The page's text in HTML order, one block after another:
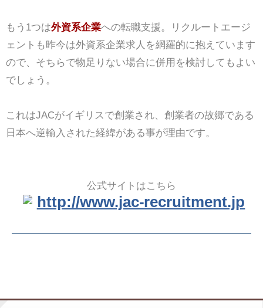
もう1つは外資系企業への転職支援。リクルートエージ
ェントも昨今は外資系企業求人を網羅的に抱えています
ので、そちらで物足りない場合に併用を検討してもよい
でしょう。
これはJACがイギリスで創業され、創業者の故郷である
日本へ逆輸入された経緯がある事が理由です。
公式サイトはこちら
http://www.jac-recruitment.jp